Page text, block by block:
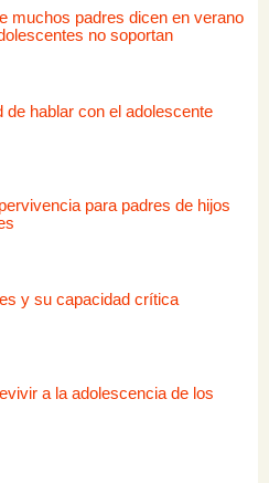
muchos padres dicen en verano
no soportan
de hablar con el adolescente
para padres de hijos
y su capacidad crítica
a la adolescencia de los